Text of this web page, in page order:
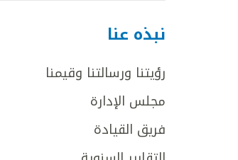
نبذه عنا
رؤيتنا ورسالتنا وقيمنا
مجلس الإدارة
فريق القيادة